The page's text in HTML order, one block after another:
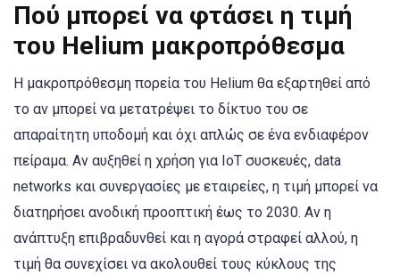
Πού μπορεί να φτάσει η τιμή
του Helium μακροπρόθεσμα
Η μακροπρόθεσμη πορεία του Helium θα εξαρτηθεί από
το αν μπορεί να μετατρέψει το δίκτυο του σε
απαραίτητη υποδομή και όχι απλώς σε ένα ενδιαφέρον
πείραμα. Αν αυξηθεί η χρήση για IoT συσκευές, data
networks και συνεργασίες με εταιρείες, η τιμή μπορεί να
διατηρήσει ανοδική προοπτική έως το 2030. Αν η
ανάπτυξη επιβραδυνθεί και η αγορά στραφεί αλλού, η
τιμή θα συνεχίσει να ακολουθεί τους κύκλους της